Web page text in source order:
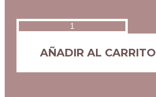
AÑADIR AL CARRITO